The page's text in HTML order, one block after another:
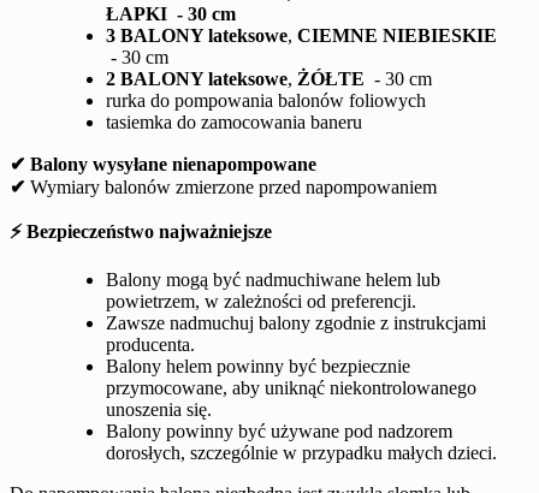
ŁAPKI - 30 cm
3 BALONY lateksowe, CIEMNE NIEBIESKIE
- 30 cm
2 BALONY lateksowe, ŻÓŁTE - 30 cm
rurka do pompowania balonów foliowych
tasiemka do zamocowania baneru
✔ Balony wysyłane nienapompowane
✔ Wymiary balonów zmierzone przed napompowaniem
⚡ Bezpieczeństwo najważniejsze
Balony mogą być nadmuchiwane helem lub
powietrzem, w zależności od preferencji.
Zawsze nadmuchuj balony zgodnie z instrukcjami
producenta.
Balony helem powinny być bezpiecznie
przymocowane, aby uniknąć niekontrolowanego
unoszenia się.
Balony powinny być używane pod nadzorem
dorosłych, szczególnie w przypadku małych dzieci.